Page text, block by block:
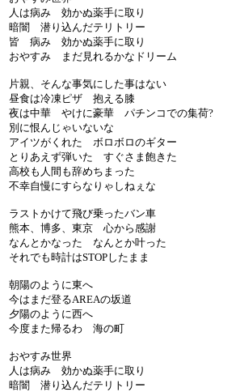
人は病み 効かぬ薬手に取り
暗闇 潜り込んだテリトリー
皆 病み 効かぬ薬手に取り
おやすみ まだ見れるかなドリーム
片親、そんな事気にした事はない
昼食は冷凍ピザ 抱える膝
夜は中華 やけに豪華 パチンコでの集荷?
別に恨んじゃいないな
アイツがくれた ボロボロのギター
とりあえず弾いた すぐさま飽きた
高校も人間も辞めちまった
不幸自慢にすらなりゃしねぇな
ラストかけて飛び乗ったバン車
熊本、博多、東京 心から感謝
なんとかなった なんとか叶った
それでも時計はSTOPしたまま
朝陽のように東へ
今はまだ登るAREAの坂道
夕陽のように西へ
今度また帰るわ 海の町
おやすみ世界
人は病み 効かぬ薬手に取り
暗闇 潜り込んだテリトリー